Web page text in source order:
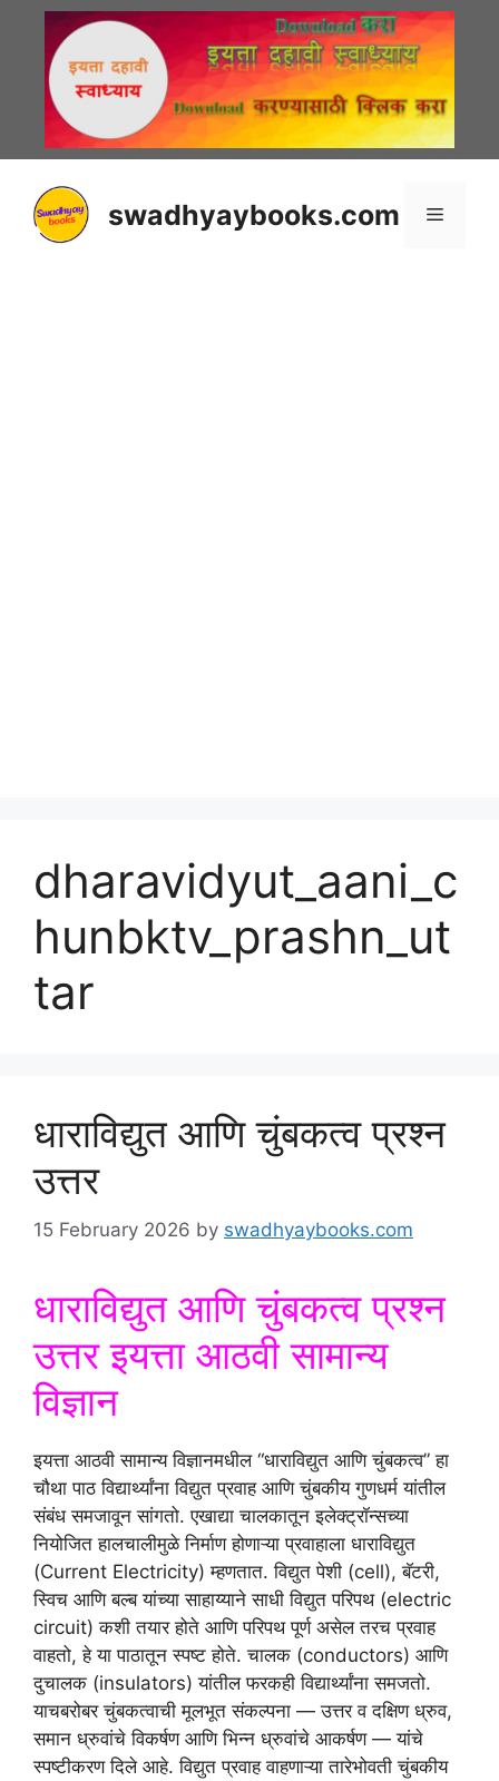
content
swadhyaybooks.com Menu
dharavidyut_aani_c
hunbktv_prashn_ut
tar
धाराविद्युत आणि चुंबकत्व प्रश्न
उत्तर
15 February 2026 by swadhyaybooks.com
धाराविद्युत आणि चुंबकत्व प्रश्न
उत्तर इयत्ता आठवी सामान्य
विज्ञान
इयत्ता आठवी सामान्य विज्ञानमधील “धाराविद्युत आणि चुंबकत्व” हा
चौथा पाठ विद्यार्थ्यांना विद्युत प्रवाह आणि चुंबकीय गुणधर्म यांतील
संबंध समजावून सांगतो. एखाद्या चालकातून इलेक्ट्रॉन्सच्या
नियोजित हालचालीमुळे निर्माण होणाऱ्या प्रवाहाला धाराविद्युत
(Current Electricity) म्हणतात. विद्युत पेशी (cell), बॅटरी,
स्विच आणि बल्ब यांच्या साहाय्याने साधी विद्युत परिपथ (electric
circuit) कशी तयार होते आणि परिपथ पूर्ण असेल तरच प्रवाह
वाहतो, हे या पाठातून स्पष्ट होते. चालक (conductors) आणि
दुचालक (insulators) यांतील फरकही विद्यार्थ्यांना समजतो.
याचबरोबर चुंबकत्वाची मूलभूत संकल्पना — उत्तर व दक्षिण ध्रुव,
समान ध्रुवांचे विकर्षण आणि भिन्न ध्रुवांचे आकर्षण — यांचे
स्पष्टीकरण दिले आहे. विद्युत प्रवाह वाहणाऱ्या तारेभोवती चुंबकीय